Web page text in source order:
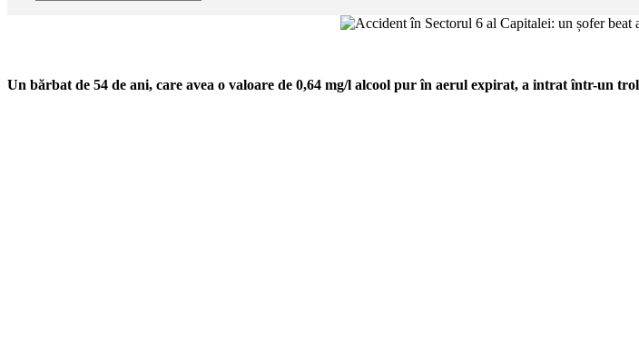
Un bărbat de 54 de ani, care avea o valoare de 0,64 mg/l alcool pur în aerul expirat, a intrat într-un